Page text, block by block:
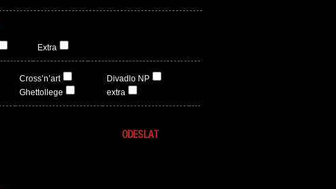
Extra
Cross’n’art
Ghettollege
Divadlo NP
extra